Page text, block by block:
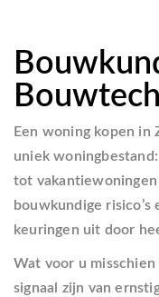
Een woning kopen
uniek
tot
bouwkundige
keuringen uit door
Wat voor u
signaal zijn van